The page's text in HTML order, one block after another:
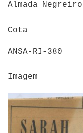
Almada
Cota
ANSA-RI-380
Imagem